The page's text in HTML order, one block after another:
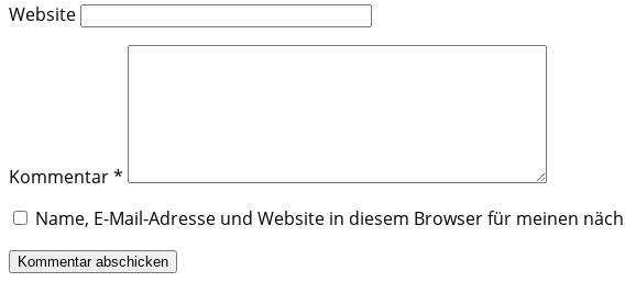
Website
Kommentar*
Name, E-Mail-Adresse und Website in diesem Browser für meinen